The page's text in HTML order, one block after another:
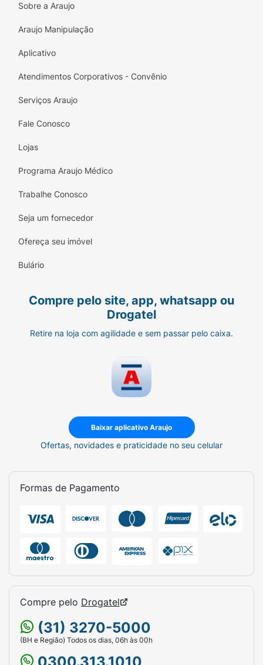
Sobre a Araujo
Araujo Manipulação
Aplicativo
Atendimentos Corporativos - Convênio
Serviços Araujo
Fale Conosco
Lojas
Programa Araujo Médico
Trabalhe Conosco
Seja um fornecedor
Ofereça seu imóvel
Bulário
Compre pelo site, app, whatsapp ou
Drogatel
Retire na loja com agilidade e sem passar pelo caixa.
Baixar aplicativo Araujo
Ofertas, novidades e praticidade no seu celular
Formas de Pagamento
Compre pelo Drogatel
(31) 3270-5000
(BH e Região) Todos os dias, 06h às 00h